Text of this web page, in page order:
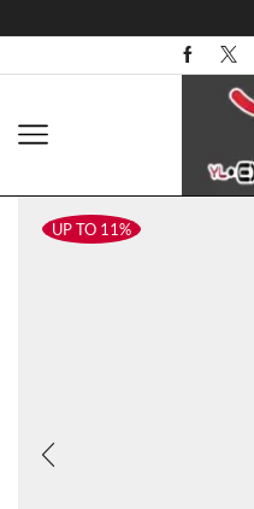
UP TO 11%